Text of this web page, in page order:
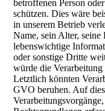
betroffenen Person
schützen. Dies wäre
in unserem Betrieb
Name, sein Alter, seine
lebenswichtige
oder sonstige Dritte
würde die
Letztlich könnten
GVO beruhen. Auf